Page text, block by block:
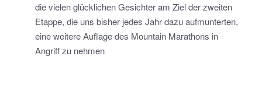
die vielen glücklichen Gesichter am Ziel der zweiten
Etappe, die uns bisher jedes Jahr dazu aufmunterten,
eine weitere Auflage des Mountain Marathons in
Angriff zu nehmen